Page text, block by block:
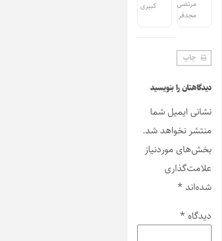
مرتضی
مجدفر
کبیری
چاپ
دیدگاهتان را بنویسید
نشانی ایمیل شما
منتشر نخواهد شد.
بخش‌های موردنیاز
علامت‌گذاری
شده‌اند *
دیدگاه *